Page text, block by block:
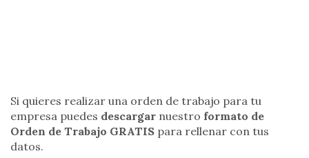
Si quieres realizar una orden de trabajo para tu
empresa puedes descargar nuestro formato de
Orden de Trabajo GRATIS para rellenar con tus
datos.